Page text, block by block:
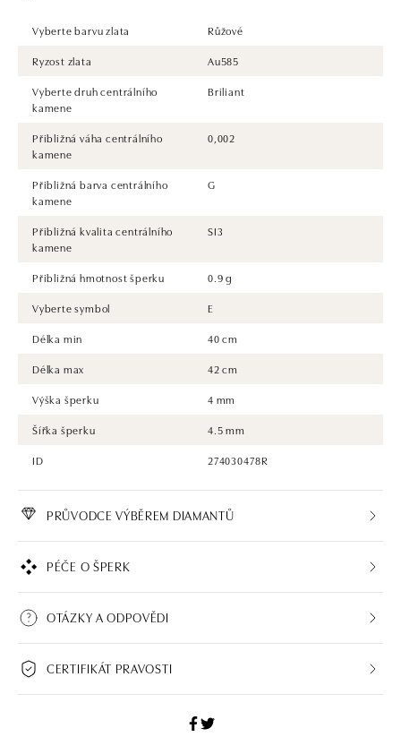
Vyberte barvu zlata
Růžové
Ryzost zlata
Au585
Vyberte druh centrálního
kamene
Briliant
Přibližná váha centrálního
kamene
0,002
Přibližná barva centrálního
kamene
G
Přibližná kvalita centrálního
kamene
SI3
Přibližná hmotnost šperku
0.9 g
Vyberte symbol
E
Délka min
40 cm
Délka max
42 cm
Výška šperku
4 mm
Šířka šperku
4.5 mm
ID
274030478R
PRŮVODCE VÝBĚREM DIAMANTŮ
PÉČE O ŠPERK
OTÁZKY A ODPOVĚDI
CERTIFIKÁT PRAVOSTI